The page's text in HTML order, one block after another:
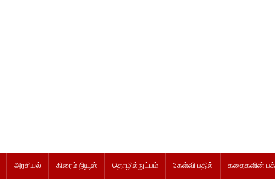
அரசியல் கிரைம் நியூஸ் தொழில்நுட்பம் கேள்வி பதில் கதைகளின்